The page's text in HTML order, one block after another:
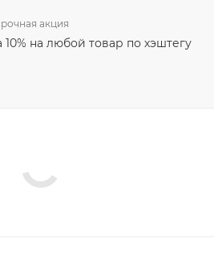
акция
10% на любой товар по хэштегу